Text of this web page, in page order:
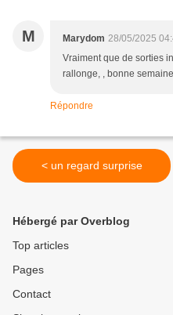
M Marydom 28/05/2025
Vraiment que de sorties
rallonge, , bonne
Répondre
< un regard surprise
Hébergé par Overblog
Top articles
Pages
Contact